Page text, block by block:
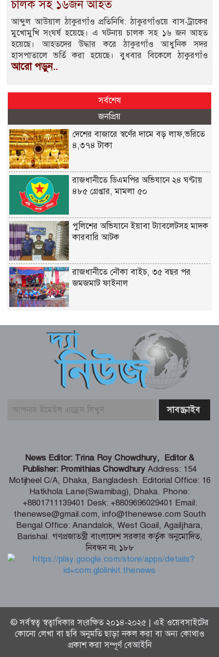
চালক সহ ১৬জন আহত
আব্দুল আউয়াল ঠাকুরগাঁও প্রতিনিধি: ঠাকুরগাঁওয়ে বাস-ট্রাকের
মুখোমুখি সংঘর্ষ হয়েছে। এ ঘটনায় চালক সহ ১৬ জন আহত
হয়েছে। আহতদের উদ্ধার করে ঠাকুরগাঁও আধুনিক সদর
হাসপাতালে ভর্তি করা হয়েছে। বুধবার বিকেলে ঠাকুরগাঁও
আরো পড়ুন..
সর্বশেষ
জনপ্রিয়
দেশের বাজারে স্বর্ণের দামে বড় লাফ,ভরিতে
৪,৩৭৪ টাকা
রাজধানীতে ডিএমপির অভিযানে ২৪ ঘণ্টায়
৪৮৫ গ্রেপ্তার, মামলা ৫০
পুলিশের অভিযানে ইয়াবা ট্যাবলেটসহ মাদক
কারবারি আটক
রাজধানীতে নৌকা বাইচ, ৩৫ বছর পর
জমজমাট ফাইনাল
মশা দমনে ওলবাকিয়া পদ্ধতি, যুক্তরাষ্ট্রে নতুন
পদ্ধতির প্রয়োগ
আগস্টে বঙ্গোপসাগরে নিম্নচাপ, হতে পারে
পদ্মশ্রীপ্রাপ্ত যোগগুরু স্বামী শিবানন্দের
আবির্ভাব দিবস আজ
আজ শনিবার (৮ আগস্ট) সকালেই রাশিফল
ও গ্রহদোষ প্রতিকারের উপায়
আজ ৮ আগস্ট (শনিবার) পঞ্জিকা ও
ইতিহাসের এইদিনে
News Editor: Trina Roy Chowdhury, Editor &
Publisher: Promithias Chowdhury Address: 154
Motijheel C/A, Dhaka, Bangladesh. Editorial Office: 16
Hatkhola Lane(Swamibag), Dhaka. Phone:
+8801711139401 Desk: +8809696029401 Email:
thenewse@gmail.com, info@thenewse.com South
Bengal Office: Anandalok, West Goail, Agailjhara,
Barishal. গণপ্রজাতন্ত্রী বাংলাদেশ সরকার কর্তৃক অনুমোদিত,
নিবন্ধন নং ১৮৮
© সর্বস্বত্ব স্বত্বাধিকার সংরক্ষিত ২০১৪-২০২৫ | এই ওয়েবসাইটের
কোনো লেখা বা ছবি অনুমতি ছাড়া নকল করা বা অন্য কোথাও
প্রকাশ করা সম্পূর্ণ বেআইনি